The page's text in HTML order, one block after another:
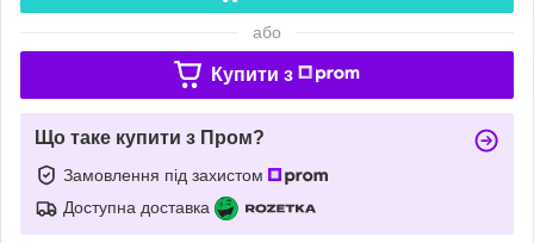
або
Купити з
Що таке купити з Пром?
Замовлення під захистом
Доступна доставка